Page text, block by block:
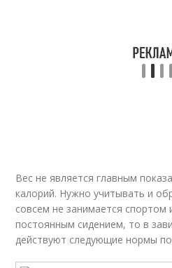
Вес не является главным
калорий. Нужно учитывать и
совсем не занимается спортом
постоянным сидением, то в
действуют следующие нормы